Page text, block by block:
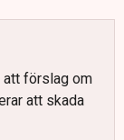
att förslag om
att skada